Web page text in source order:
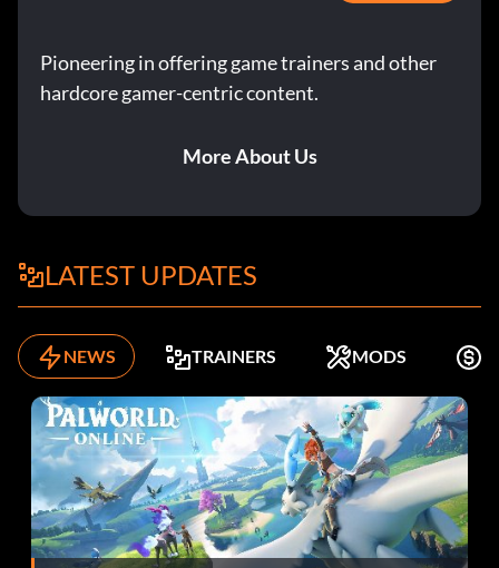
Pioneering in offering game trainers and other
hardcore gamer-centric content.
More About Us
LATEST UPDATES
NEWS TRAINERS MODS